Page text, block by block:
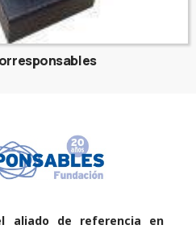
aliado de referencia en